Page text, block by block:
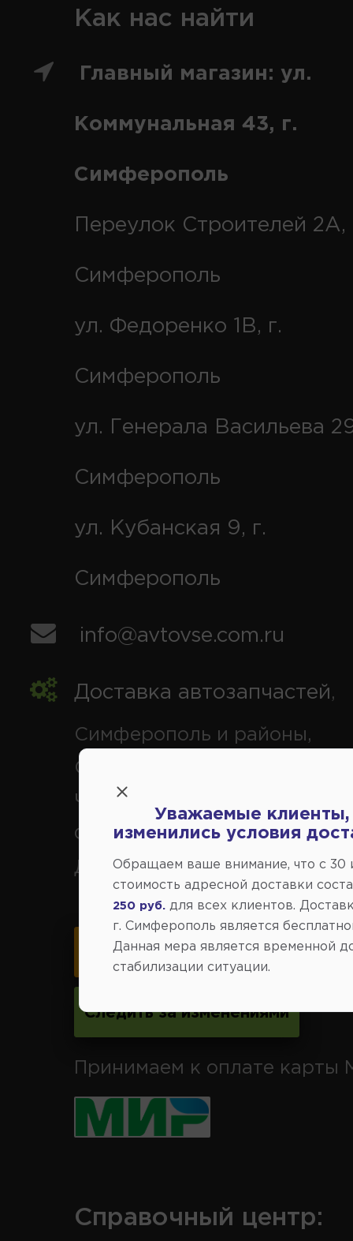
Как нас найти
Главный магазин: ул.
Коммунальная 43, г.
Симферополь
Переулок Строителей 2А,
Симферополь
ул. Федоренко 1В, г.
Симферополь
ул. Генерала Васильева
Симферополь
ул. Кубанская 9, г.
Симферополь
info@avtovse.com.ru
Доставка автозапчастей,
Симферополь и районы,
Севастополь, Ялта,
Черноморское, Саки,
Феодосия, Старый Крым,
Джанкой.
Карта схема проезда
Следить за изменениями
Принимаем к оплате карты
Справочный центр:
Уважаемые клиенты,
изменились условия
Обращаем ваше внимание, что c 30
стоимость адресной доставки
250 руб. для всех клиентов.
г. Симферополь является
Данная мера является временной
стабилизации ситуации.